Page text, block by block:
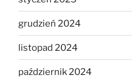
grudzień 2024
listopad 2024
październik 2024